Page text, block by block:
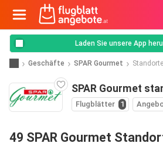
Laden Sie unsere App
Geschäfte SPAR Gourmet Standorte
SPAR Gourmet
Flugblätter 1
49 SPAR Gourmet